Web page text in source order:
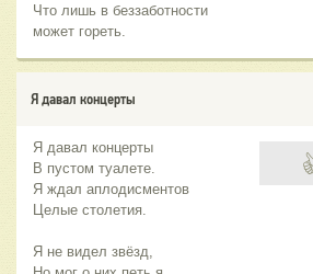
Что лишь в беззаботности
может гореть.
Я давал концерты
Я давал концерты
В пустом туалете.
Я ждал аплодисментов
Целые столетия.
Я не видел звёзд,